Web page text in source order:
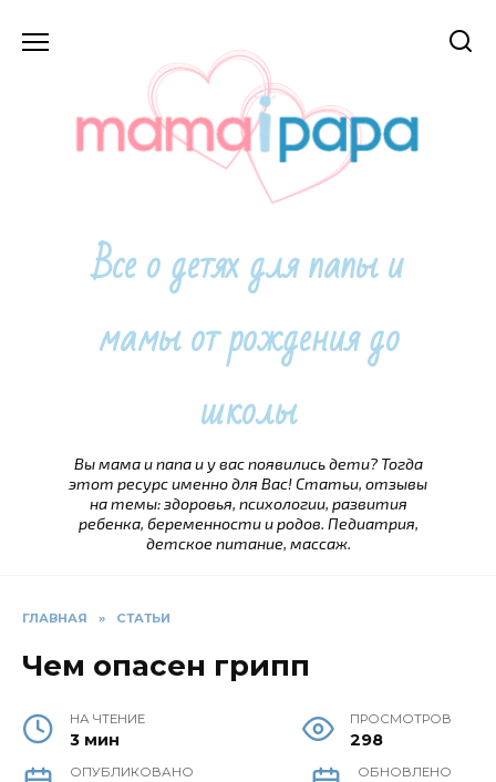
Все о детях для папы и
мамы от рождения до
школы
Вы мама и папа и у вас появились дети? Тогда
этот ресурс именно для Вас! Статьи, отзывы
на темы: здоровья, психологии, развития
ребенка, беременности и родов. Педиатрия,
детское питание, массаж.
ГЛАВНАЯ » СТАТЬИ
Чем опасен грипп
НА ЧТЕНИЕ
3 мин
ПРОСМОТРОВ
298
ОПУБЛИКОВАНО ОБНОВЛЕНО